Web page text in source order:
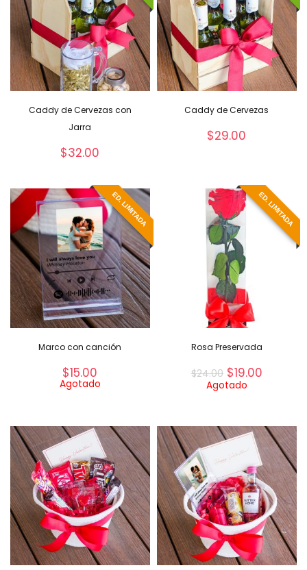
Caddy de Cervezas con
Jarra
$32.00
Caddy de Cervezas
$29.00
ED. LIMITADA
Marco con canción
$15.00
Agotado
ED. LIMITADA
Rosa Preservada
$24.00 $19.00
Agotado